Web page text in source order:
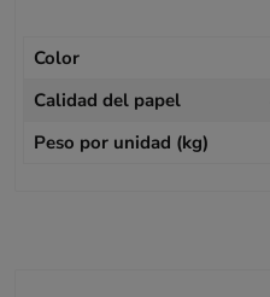
Color
Calidad del papel
Peso por unidad (kg)